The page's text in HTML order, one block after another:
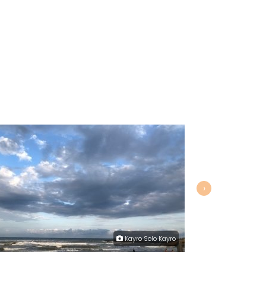
Kayro Solo Kayro
›